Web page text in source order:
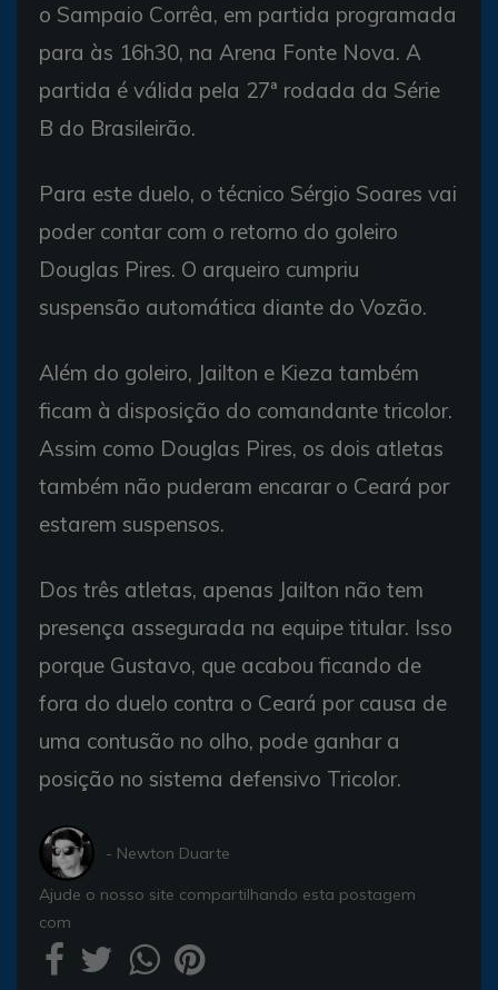
o Sampaio Corrêa, em partida programada
para às 16h30, na Arena Fonte Nova. A
partida é válida pela 27ª rodada da Série
B do Brasileirão.
Para este duelo, o técnico Sérgio Soares vai
poder contar com o retorno do goleiro
Douglas Pires. O arqueiro cumpriu
suspensão automática diante do Vozão.
Além do goleiro, Jailton e Kieza também
ficam à disposição do comandante tricolor.
Assim como Douglas Pires, os dois atletas
também não puderam encarar o Ceará por
estarem suspensos.
Dos três atletas, apenas Jailton não tem
presença assegurada na equipe titular. Isso
porque Gustavo, que acabou ficando de
fora do duelo contra o Ceará por causa de
uma contusão no olho, pode ganhar a
posição no sistema defensivo Tricolor.
- Newton Duarte
Ajude o nosso site compartilhando esta postagem
com